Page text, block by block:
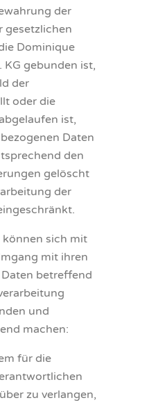
der
gesetzlichen
Dominique
KG gebunden ist,
der
oder die
ist,
Daten
den
gelöscht
der
sich mit
mit ihren
betreffend
und
machen:
für die
zu verlangen,